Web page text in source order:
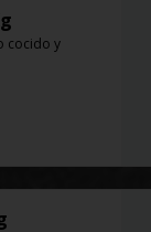
Kg
cocido y